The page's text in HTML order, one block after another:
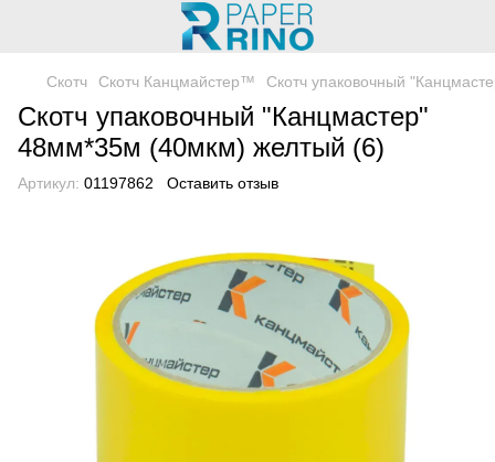
Скотч Скотч Канцмайстер™ Скотч упаковочный
Скотч упаковочный "Канцмастер"
48мм*35м (40мкм) желтый (6)
Артикул: 01197862 Оставить отзыв